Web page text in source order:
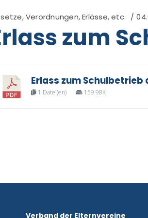
Verordnungen, Erlässe, etc.
zum
Erlass zum Schulbetrieb
1 Datei(en) 159.98K
Verband der Elternvereine